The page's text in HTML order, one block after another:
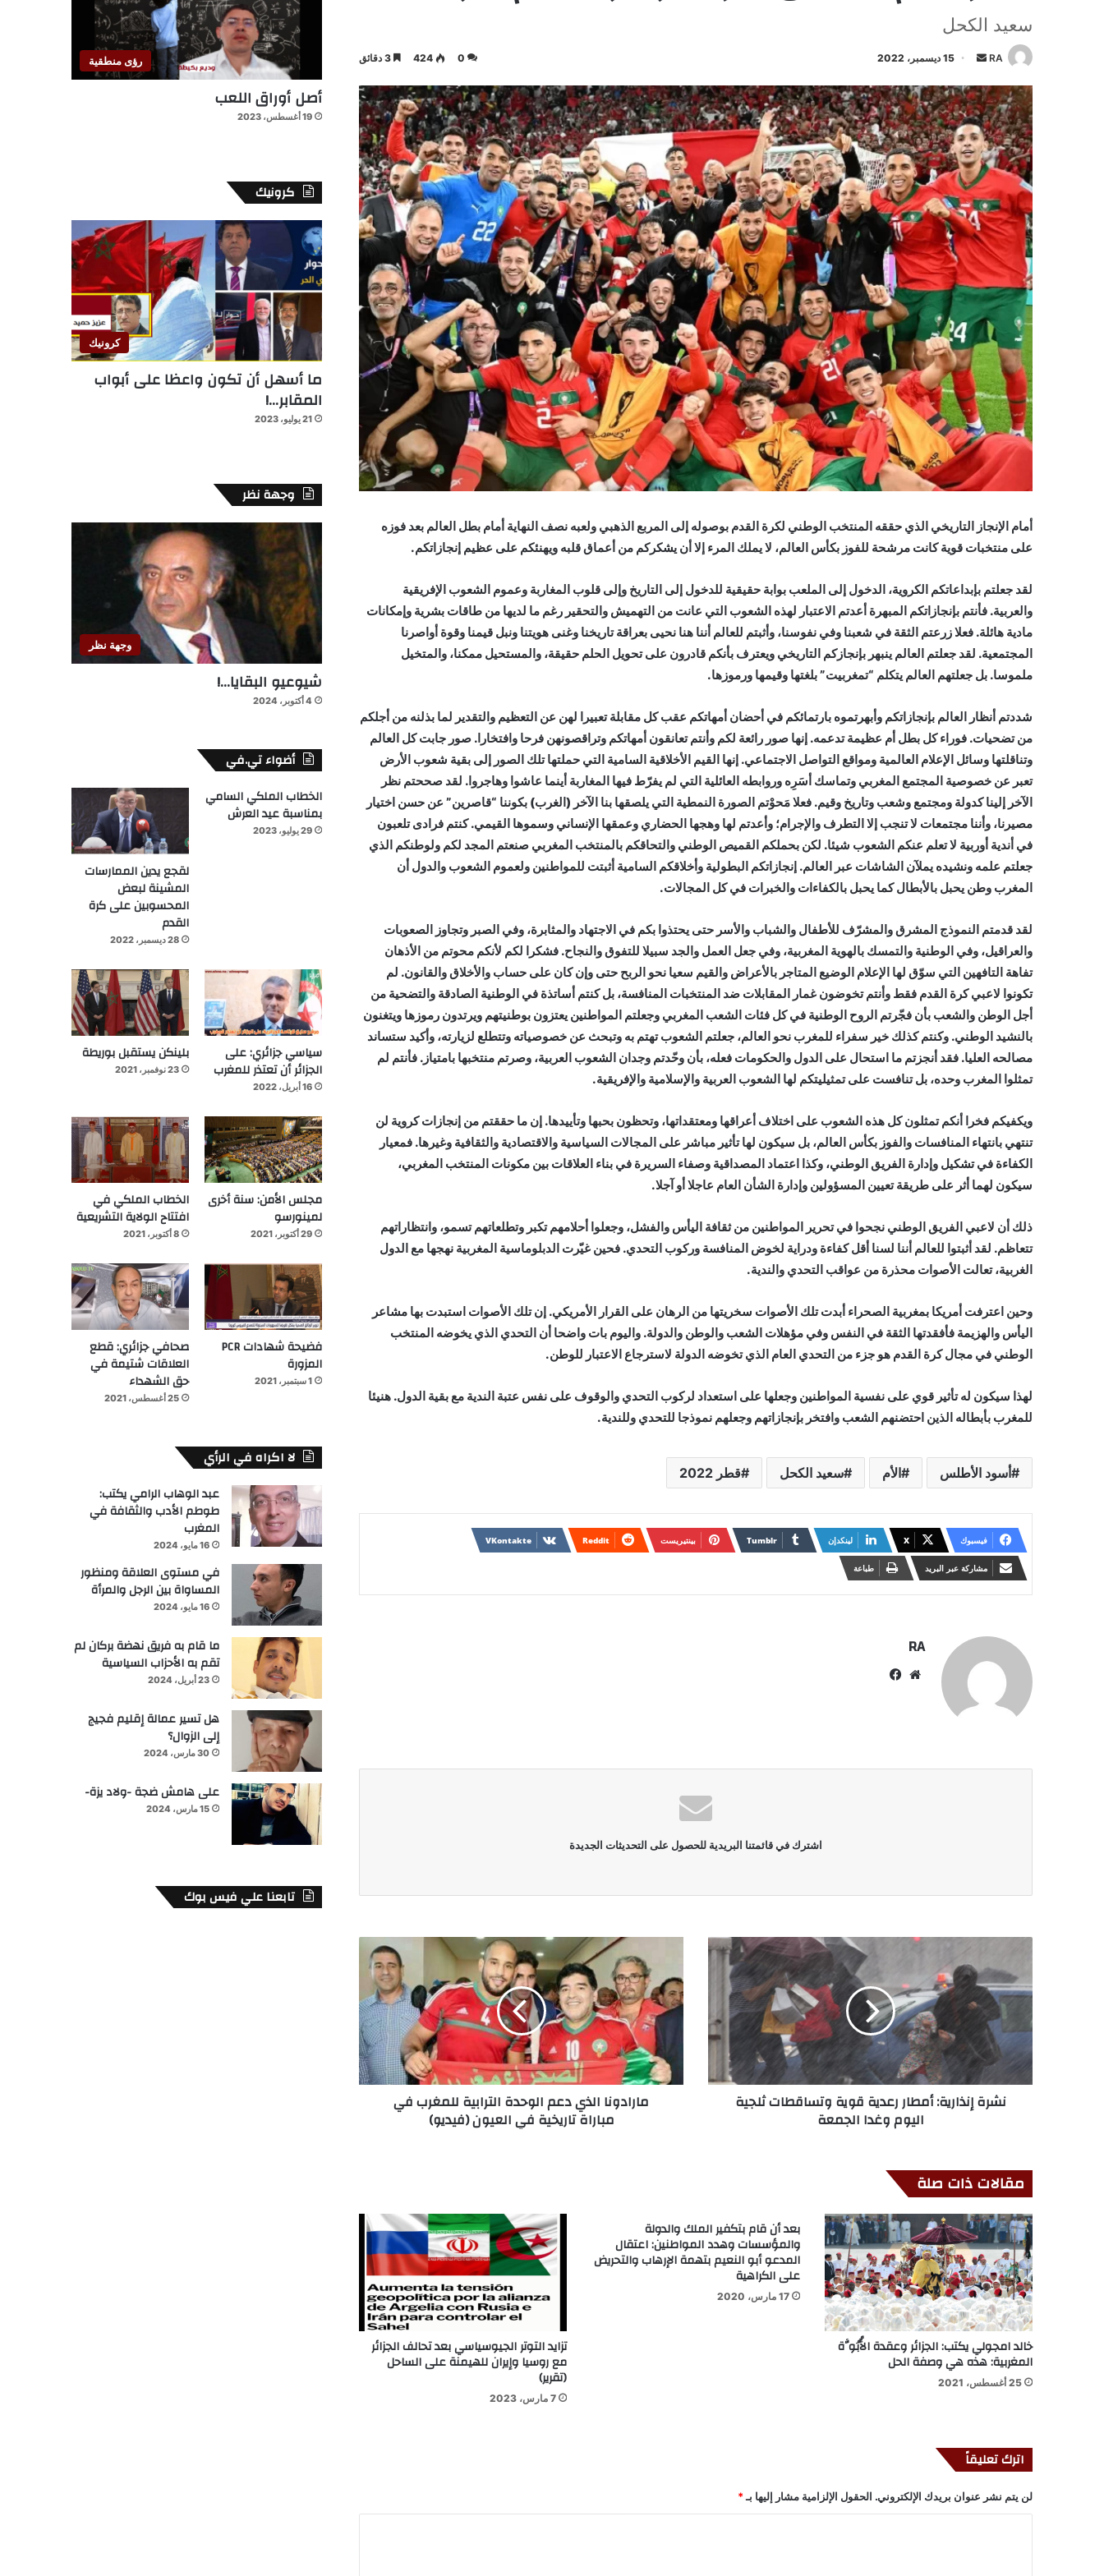
سعيد الكحل
RA
أرسل
إلكترونيا
15 ديسمبر، 2022 0
424
أمام الإنجاز التاريخي الذي حققه المنتخب الوطني لكرة القدم بوصوله إلى المربع الذهبي ولعبه نصف النهاية أمام بطل العالم بعد فوزه
على منتخبات قوية كانت مرشحة للفوز بكأس العالم، لا يملك المرء إلا أن يشكركم من أعماق قلبه ويهنئكم على عظيم إنجازاتكم.
لقد جعلتم بإبداعاتكم الكروية، الدخول إلى الملعب بوابة حقيقية للدخول إلى التاريخ وإلى قلوب المغاربة وعموم الشعوب الإفريقية
والعربية. فأنتم بإنجازاتكم المبهرة أعدتم الاعتبار لهذه الشعوب التي عانت من التهميش والتحقير رغم ما لديها من طاقات بشرية وإمكانات
مادية هائلة. فعلا زرعتم الثقة في شعبنا وفي نفوسنا، وأثبتم للعالم أننا هنا نحيى بعراقة تاريخنا وغنى هويتنا ونبل قيمنا وقوة أواصرنا
المجتمعية. لقد جعلتم العالم ينبهر بإنجازكم التاريخي ويعترف بأنكم قادرون على تحويل الحلم حقيقة، والمستحيل ممكنا، والمتخيل
ملموسا. بل جعلتهم العالم يتكلم “تمغربيت” بلغتها وقيمها ورموزها.
شددتم أنظار العالم بإنجازاتكم وأبهرتموه بارتمائكم في أحضان أمهاتكم عقب كل مقابلة تعبيرا لهن عن التعظيم والتقدير لما بذلنه من أجلكم
من تضحيات. فوراء كل بطل أم عظيمة تدعمه. إنها صور رائعة لكم وأنتم تعانقون أمهاتكم وتراقصونهن فرحا وافتخارا. صور جابت كل العالم
وتناقلتها وسائل الإعلام العالمية ومواقع التواصل الاجتماعي. إنها القيم الأخلاقية السامية التي حملتها تلك الصور إلى بقية شعوب الأرض
تعبر عن خصوصية المجتمع المغربي وتماسك أسَرِه وروابطه العائلية التي لم يفرّط فيها المغاربة أينما عاشوا وهاجروا. لقد صححتم نظر
الآخر إلينا كدولة ومجتمع وشعب وتاريخ وقيم. فعلا مَحوْتم الصورة النمطية التي يلصقها بنا الآخر (الغرب) بكوننا “قاصرين” عن حسن اختيار
مصيرنا، وأننا مجتمعات لا تنجب إلا التطرف والإجرام؛ وأعدتم لها وهجها الحضاري وعمقها الإنساني وسموها القيمي. كنتم فرادى تلعبون
في أندية أوربية لا تعلم عنكم الشعوب شيئا. لكن بحملكم القميص الوطني والتحاقكم بالمنتخب المغربي صنعتم المجد لكم ولوطنكم الذي
جعلتم علمه ونشيده يملآن الشاشات عبر العالم. إنجازاتكم البطولية وأخلاقكم السامية أثبتت للمواطنين ولعموم الشعوب والدول أن
المغرب وطن يحبل بالأبطال كما يحبل بالكفاءات والخبرات في كل المجالات.
لقد قدمتم النموذج المشرق والمشرّف للأطفال والشباب والأسر حتى يحتذوا بكم في الاجتهاد والمثابرة، وفي الصبر وتجاوز الصعوبات
والعراقيل، وفي الوطنية والتمسك بالهوية المغربية، وفي جعل العمل والجد سبيلا للتفوق والنجاح. فشكرا لكم لأنكم محوتم من الأذهان
تفاهة التافهين التي سوّق لها الإعلام الوضيع المتاجر بالأعراض والقيم سعيا نحو الربح حتى وإن كان على حساب والأخلاق والقانون. لم
تكونوا لاعبي كرة القدم فقط وأنتم تخوضون غمار المقابلات ضد المنتخبات المنافسة، بل كنتم أساتذة في الوطنية الصادقة والتضحية من
أجل الوطن والشعب بأن فجّرتم الروح الوطنية في كل فئات الشعب المغربي وجعلتم المواطنين يعتزون بوطنيتهم ويرتدون رموزها ويتغنون
بالنشيد الوطني. وكنتم كذلك خير سفراء للمغرب نحو العالم، جعلتم الشعوب تهتم به وتبحث عن خصوصياته وتتطلع لزيارته، وأكيد ستساند
مصالحه العليا. فقد أنجزتم ما استحال على الدول والحكومات فعله، بأن وحّدتم وجدان الشعوب العربية، وصرتم منتخبها بامتياز. فأنتم لم
تمثلوا المغرب وحده، بل تنافست على تمثيليتكم لها الشعوب العربية والإسلامية والإفريقية.
ويكفيكم فخرا أنكم تمثلون كل هذه الشعوب على اختلاف أعراقها ومعتقداتها، وتحظون بحبها وتأييدها. إن ما حققتم من إنجازات كروية لن
تنتهي بانتهاء المنافسات والفوز بكأس العالم، بل سيكون لها تأثير مباشر على المجالات السياسية والاقتصادية والثقافية وغيرها. فمعيار
الكفاءة في تشكيل وإدارة الفريق الوطني، وكذا اعتماد المصداقية وصفاء السريرة في بناء العلاقات بين مكونات المنتخب المغربي،
سيكون لهما أثر على طريقة تعيين المسؤولين وإدارة الشأن العام عاجلا أو آجلا.
ذلك أن لاعبي الفريق الوطني نجحوا في تحرير المواطنين من ثقافة اليأس والفشل، وجعلوا أحلامهم تكبر وتطلعاتهم تسمو، وانتظاراتهم
تتعاظم. لقد أثبتوا للعالم أننا لسنا أقل كفاءة ودراية لخوض المنافسة وركوب التحدي. فحين غيّرت الدبلوماسية المغربية نهجها مع الدول
الغربية، تعالت الأصوات محذرة من عواقب التحدي والندية.
وحين اعترفت أمريكا بمغربية الصحراء أبدت تلك الأصوات سخريتها من الرهان على القرار الأمريكي. إن تلك الأصوات استبدت بها مشاعر
اليأس والهزيمة فأفقدتها الثقة في النفس وفي مؤهلات الشعب والوطن والدولة. واليوم بات واضحا أن التحدي الذي يخوضه المنتخب
الوطني في مجال كرة القدم هو جزء من التحدي العام الذي تخوضه الدولة لاسترجاع الاعتبار للوطن.
لهذا سيكون له تأثير قوي على نفسية المواطنين وجعلها على استعداد لركوب التحدي والوقوف على نفس عتبة الندية مع بقية الدول. هنيئا
للمغرب بأبطاله الذين احتضنهم الشعب وافتخر بإنجازاتهم وجعلهم نموذجا للتحدي وللندية.
أسود الأطلس الأم سعيد الكحل قطر 2022
فيسبوك X لينكدإن بينتيريست
مشاركة عبر البريد طباعة
RA
موقع
اشترك في قائمتنا البريدية للحصول على التحديثات الجديدة
نشرة إنذارية: أمطار رعدية قوية وتساقطات ثلجية
اليوم وغدا الجمعة
مارادونا الذي دعم الوحدة الترابية للمغرب في
مباراة تاريخية في العيون (فيديو)
مقالات ذات صلة
خالد امجولي يكتب: الجزائر وعقدة الأُبُوَّة
المغربية: هذه هي وصفة الحل
25 أغسطس، 2021
بعد أن قام بتكفير الملك والدولة
والمؤسسات وهدد المواطنين: اعتقال
المدعو أبو النعيم بتهمة الإرهاب والتحريض
على الكراهية
17 مارس، 2020
تزايد التوتر الجيوسياسي بعد تحالف الجزائر
مع روسيا وإيران للهيمنة على الساحل
(تقرير)
7 مارس، 2023
اترك تعليقاً
لن يتم نشر عنوان بريدك الإلكتروني. الحقول الإلزامية مشار إليها بـ*
رؤى منطقية
أصل أوراق اللعب
19 أغسطس، 2023
كرونيك
كرونيك
ما أسهل أن تكون واعظا على أبواب
المقابر…!
21 يوليو، 2023
وجهة نظر
وجهة نظر
شيوعيو البقايا…!
4 أكتوبر، 2024
أضواء تي.في
الخطاب الملكي السامي
بمناسبة عيد العرش
29 يوليو، 2023
لقجع يدين الممارسات
المشينة لبعض
المحسوبين على كرة
القدم
28 ديسمبر، 2022
سياسي جزائري: على
الجزائر أن تعتذر للمغرب
16 أبريل، 2022
بلينكن يستقبل بوريطة
23 نوفمبر، 2021
مجلس الأمن: سنة أخرى
لمينورسو
29 أكتوبر، 2021
الخطاب الملكي في
افتتاح الولاية التشريعية
8 أكتوبر، 2021
فضيحة شهادات PCR
المزورة
1 سبتمبر، 2021
صحافي جزائري: قطع
العلاقات شتيمة في
حق الشهداء
25 أغسطس، 2021
لا اكراه في الرأي
عبد الوهاب الرامي يكتب:
طوطم الأدب والثقافة في
المغرب
16 مايو، 2024
في مستوى العلاقة ومنظور
المساواة بين الرجل والمرأة
16 مايو، 2024
ما قام به فريق نهضة بركان لم
تقم به الأحزاب السياسية
23 أبريل، 2024
هل تسير عمالة إقليم فجيج
إلى الزوال؟
30 مارس، 2024
على هامش ضجة -ولاد يزة-
15 مارس، 2024
تابعنا علي فيس بوك